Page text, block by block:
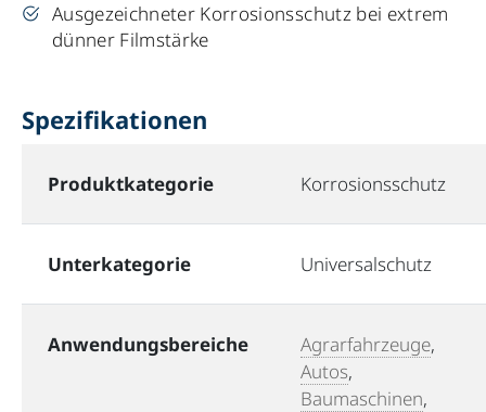
Ausgezeichneter Korrosionsschutz bei extrem
dünner Filmstärke
Spezifikationen
Produktkategorie Korrosionsschutz
Unterkategorie Universalschutz
Anwendungsbereiche Agrarfahrzeuge,
Autos,
Baumaschinen,